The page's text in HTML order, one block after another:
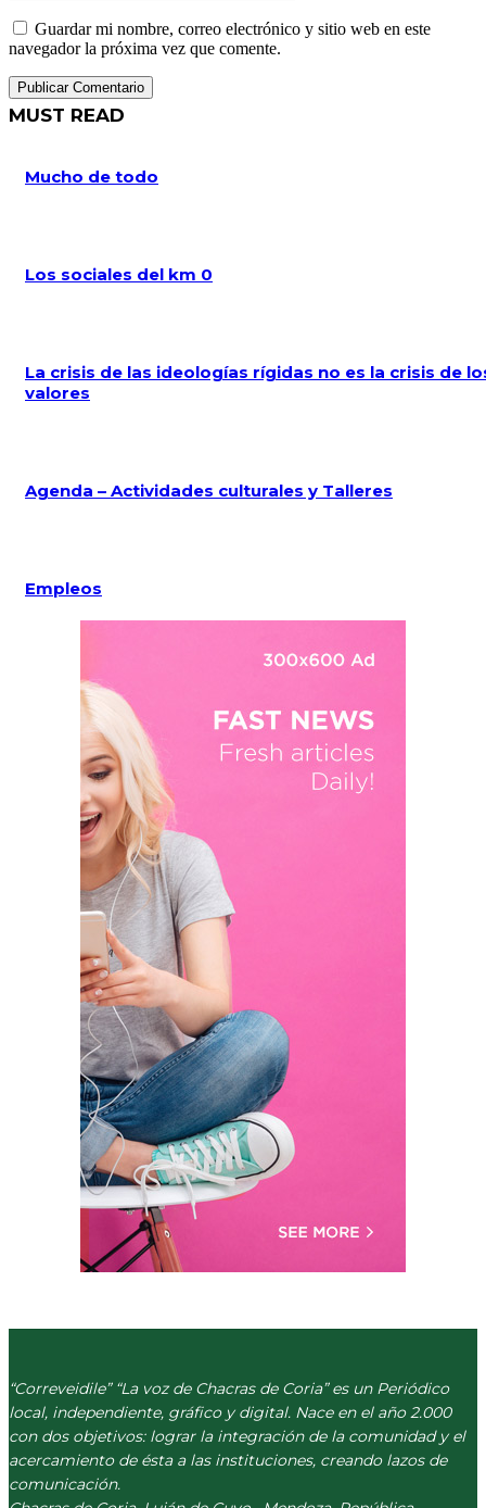
Guardar mi nombre, correo electrónico y sitio web en este
navegador la próxima vez que comente.
MUST READ
Mucho de todo
Los sociales del km 0
La crisis de las ideologías rígidas no es la crisis de
valores
Agenda – Actividades culturales y Talleres
Empleos
“Correveidile” “La voz de Chacras de Coria” es un Periódico
local, independiente, gráfico y digital. Nace en el año 2.000
con dos objetivos: lograr la integración de la comunidad y el
acercamiento de ésta a las instituciones, creando lazos de
comunicación.